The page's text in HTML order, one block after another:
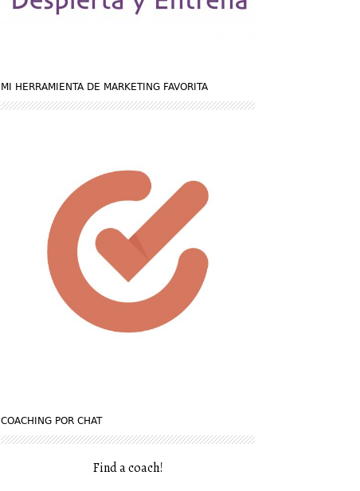
MI HERRAMIENTA DE MARKETING FAVORITA
COACHING POR CHAT
Find a coach!